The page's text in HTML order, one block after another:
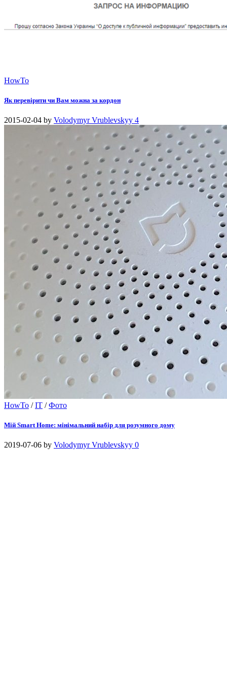
HowTo
Як перевірити чи Вам можна за кордон
2015-02-04 by Volodymyr Vrublevskyy 4
HowTo /IT /Фото
Мій Smart Home: мінімальний набір для розумного дому
2019-07-06 by Volodymyr Vrublevskyy 0